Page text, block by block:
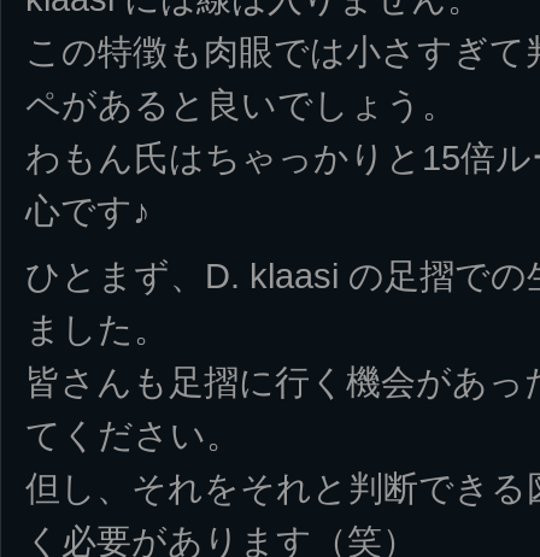
この特徴も肉眼では小さすぎ
ペがあると良いでしょう。
わもん氏はちゃっかりと15倍
心です♪
ひとまず、D. klaasi の足摺で
ました。
皆さんも足摺に行く機会があ
てください。
但し、それをそれと判断でき
く必要があります（笑）